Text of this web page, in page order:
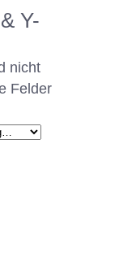
Y-
nicht
Felder